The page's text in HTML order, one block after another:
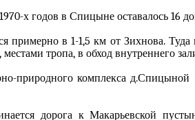
х годов в Спицыне оставалось 16
примерно в 1-1,5 км от Зихнова. Туда
местами тропа, в обход внутреннего
природного комплекса
дорога к Макарьевской